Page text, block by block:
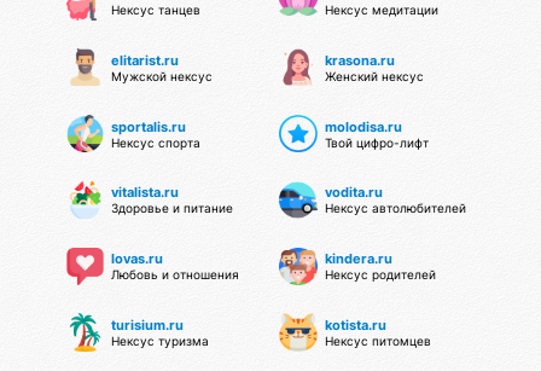
Нексус танцев Нексус медитации
elitarist.ru
Мужской нексус
krasona.ru
Женский нексус
sportalis.ru
Нексус спорта
molodisa.ru
Твой цифро-лифт
vitalista.ru
Здоровье и питание
vodita.ru
Нексус автолюбителей
lovas.ru
Любовь и отношения
kindera.ru
Нексус родителей
turisium.ru
Нексус туризма
kotista.ru
Нексус питомцев